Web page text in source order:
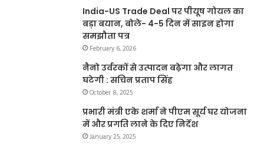
India-US Trade Deal पर पीयूष गोयल का
बड़ा बयान, बोले- 4-5 दिन में साइन होगा
समझौता पत्र
February 6, 2026
नैनो उर्वरकों से उत्पादन बढ़ेगा और लागत
घटेगी : सचिन प्रताप सिंह
October 8, 2025
प्रभारी मंत्री एके शर्मा ने पीएम सूर्य घर योजना
में और प्रगति लाने के दिए निर्देश
January 25, 2025